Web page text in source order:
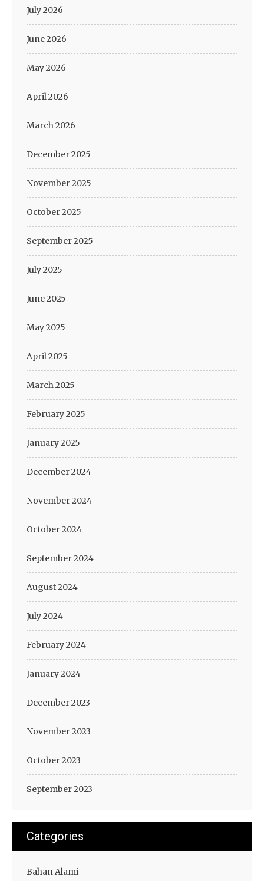
July 2026
June 2026
May 2026
April 2026
March 2026
December 2025
November 2025
October 2025
September 2025
July 2025
June 2025
May 2025
April 2025
March 2025
February 2025
January 2025
December 2024
November 2024
October 2024
September 2024
August 2024
July 2024
February 2024
January 2024
December 2023
November 2023
October 2023
September 2023
Categories
Bahan Alami